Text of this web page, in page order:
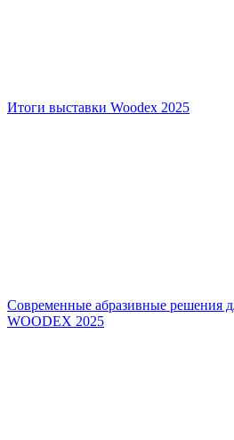
Итоги выставки Woodex 2025
Современные абразивные решения
WOODEX 2025